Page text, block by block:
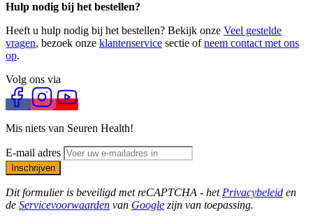
Hulp nodig bij het bestellen?
Heeft u hulp nodig bij het bestellen? Bekijk onze Veel gestelde
vragen, bezoek onze klantenservice sectie ofneem contact met ons
op.
Volg ons via
Mis niets van Seuren Health!
E-mail adres
Inschrijven
Dit formulier is beveiligd met reCAPTCHA - het Privacybeleid en
de Servicevoorwaarden van Google zijn van toepassing.